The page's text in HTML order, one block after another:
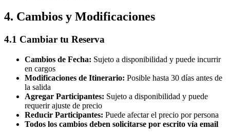
4. Cambios y Modificaciones
4.1 Cambiar tu Reserva
Cambios de Fecha: Sujeto a disponibilidad y puede incurrir
en cargos
Modificaciones de Itinerario: Posible hasta 30 días antes de
la salida
Agregar Participantes: Sujeto a disponibilidad y puede
requerir ajuste de precio
Reducir Participantes: Puede afectar el precio por persona
Todos los cambios deben solicitarse por escrito vía email